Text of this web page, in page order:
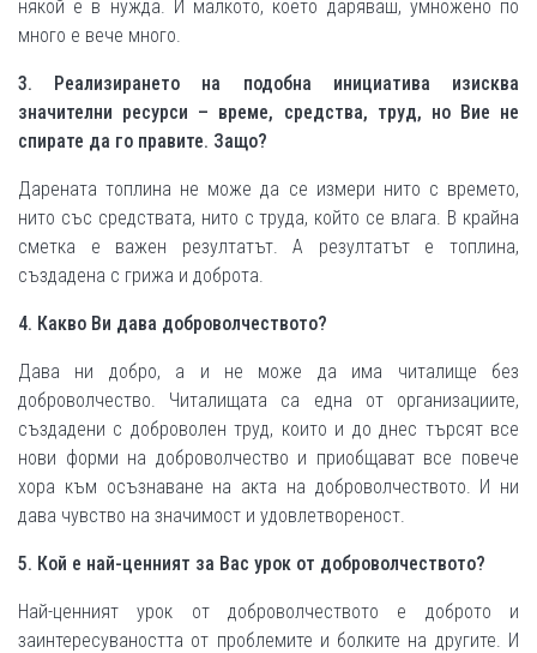
някой е в нужда. И малкото, което даряваш, умножено по
много е вече много.
3. Реализирането на подобна инициатива изисква
значителни ресурси – време, средства, труд, но Вие не
спирате да го правите. Защо?
Дарената топлина не може да се измери нито с времето,
нито със средствата, нито с труда, който се влага. В крайна
сметка е важен резултатът. А резултатът е топлина,
създадена с грижа и доброта.
4. Какво Ви дава доброволчеството?
Дава ни добро, а и не може да има читалище без
доброволчество. Читалищата са една от организациите,
създадени с доброволен труд, които и до днес търсят все
нови форми на доброволчество и приобщават все повече
хора към осъзнаване на акта на доброволчеството. И ни
дава чувство на значимост и удовлетвореност.
5. Кой е най-ценният за Вас урок от доброволчеството?
Най-ценният урок от доброволчеството е доброто и
заинтересуваността от проблемите и болките на другите. И